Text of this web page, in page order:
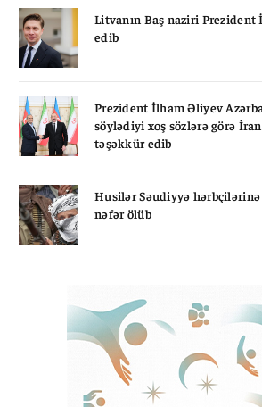
Litvanın Baş naziri
edib
Prezident İlham Əliyev
söylədiyi xoş sözlərə görə
təşəkkür edib
Husilər Səudiyyə hərbçilərinə
nəfər ölüb